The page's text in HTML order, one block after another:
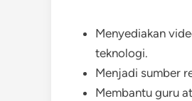
Menyediakan
teknologi.
Menjadi sumber
Membantu guru